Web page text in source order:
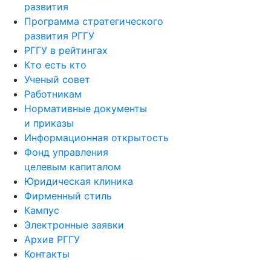
развития
Программа стратегического
развития РГГУ
РГГУ в рейтингах
Кто есть кто
Ученый совет
Работникам
Нормативные документы
и приказы
Информационная открытость
Фонд управления
целевым капиталом
Юридическая клиника
Фирменный стиль
Кампус
Электронные заявки
Архив РГГУ
Контакты